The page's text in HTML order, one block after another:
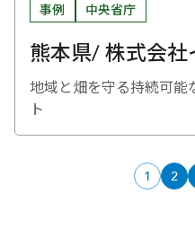
事例 中央省庁
熊本県/ 株式会社
地域と畑を守る持続可能
ト
1 2ペ